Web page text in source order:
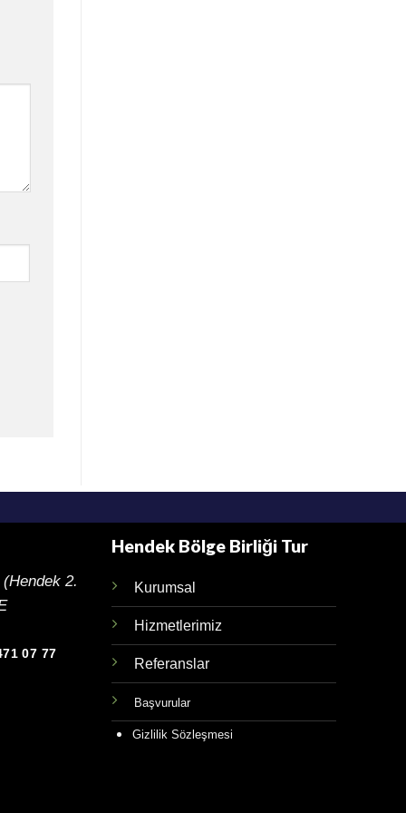
2.
07 77
Hendek Bölge Birliği Tur
Kurumsal
Hizmetlerimiz
Referanslar
Başvurular
Gizlilik Sözleşmesi